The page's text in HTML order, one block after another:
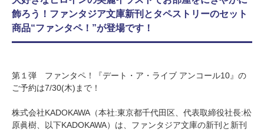
飾ろう！ファンタジア文庫新刊とタペストリーのセット
商品“ファンタペ！”が登場です！
第１弾 ファンタペ！『デート・ア・ライブ アンコール10』の
ご予約は7/30(木)まで！
株式会社KADOKAWA（本社:東京都千代田区、代表取締役社長:松
原眞樹、以下KADOKAWA）は、ファンタジア文庫の新刊と新刊